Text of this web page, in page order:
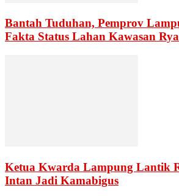
Bantah Tuduhan, Pemprov
Fakta Status Lahan Kawasan
Ketua Kwarda Lampung Lantik
Intan Jadi Kamabigus